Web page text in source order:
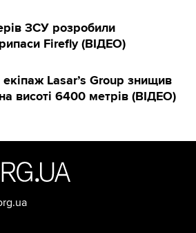
ЗСУ розробили
Firefly (ВІДЕО)
Lasar’s Group знищив
висоті 6400 метрів (ВІДЕО)